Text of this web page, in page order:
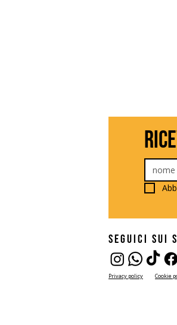
seguici sui
Privacy policy Cookie